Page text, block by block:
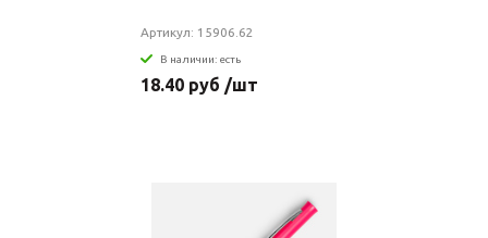
Артикул: 15906.62
В наличии: есть
18.40 руб /шт